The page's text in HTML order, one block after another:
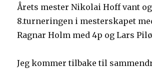
Årets mester Nikolai Hoff vant
8.turneringen i mesterskapet
Ragnar Holm med 4p og Lars Pilø
Jeg kommer tilbake til